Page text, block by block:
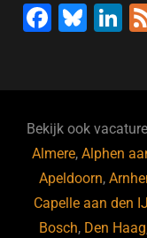
F
b
o
o
k
Bl
ky
Li
dI
n
Bekijk ook
Almere,Alphen
Apeldoorn,
Capelle aan den
Bosch, Den Haag